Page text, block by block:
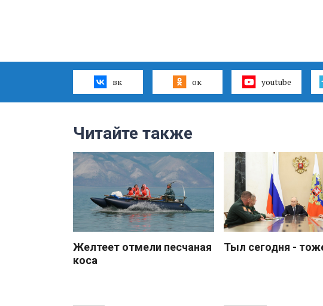
вк ок youtube
Читайте также
Желтеет отмели песчаная
коса
Тыл сегодня -